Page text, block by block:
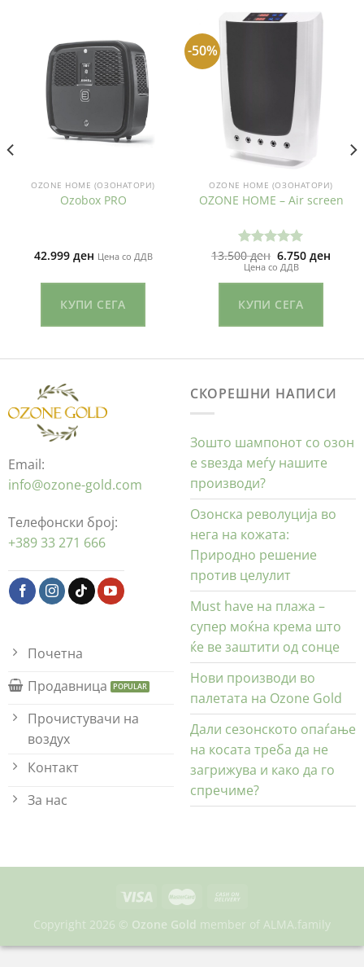
OZONE HOME (ОЗОНАТОРИ)
Ozobox PRO
42.999 ден Цена со ДДВ
КУПИ СЕГА
-50%
OZONE HOME (ОЗОНАТОРИ)
OZONE HOME – Air screen
Оценето
5.00од 5
13.500ден Original
price
was:
13.500 ден.
6.750ден
Цена со ДДВ
КУПИ СЕГА
Email:
info@ozone-gold.com
Телефонски број:
+389 33 271 666
Почетна
Продавница
Прочистувачи на
воздух
Контакт
За нас
СКОРЕШНИ НАПИСИ
Зошто шампонот со озон
е ѕвезда меѓу нашите
производи?
Озонска револуција во
нега на кожата:
Природно решение
против целулит
Must have на плажа –
супер моќна крема што
ќе ве заштити од сонце
Нови производи во
палетата на Ozone Gold
Дали сезонското опаѓање
на косата треба да не
загрижува и како да го
спречиме?
Copyright 2026 © Ozone Gold member of ALMA.family